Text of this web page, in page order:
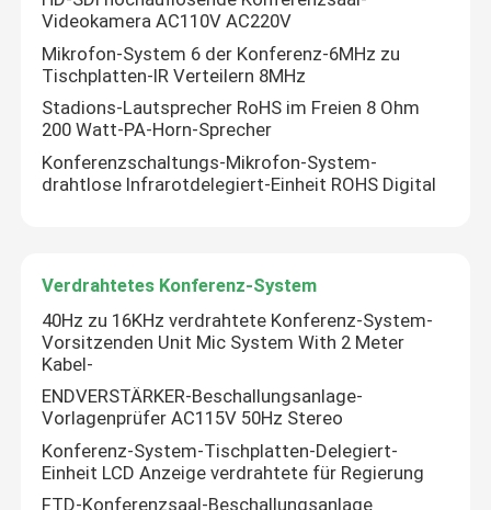
PA-Mikrofon-System
Drahtlose Konferenz-Systeme
allgemeine Lautsprecheranlage
PA-Sprecher-Lautstärkeregler
Proaudioverstärker
Berufsaudiosprecher
Videokamera AC110V AC220V
Mikrofon-System 6 der Konferenz-6MHz zu
Tischplatten-IR Verteilern 8MHz
Stadions-Lautsprecher RoHS im Freien 8 Ohm
200 Watt-PA-Horn-Sprecher
Konferenzschaltungs-Mikrofon-System-
drahtlose Infrarotdelegiert-Einheit ROHS Digital
Verdrahtetes Konferenz-System
40Hz zu 16KHz verdrahtete Konferenz-System-
Vorsitzenden Unit Mic System With 2 Meter
Kabel-
ENDVERSTÄRKER-Beschallungsanlage-
Vorlagenprüfer AC115V 50Hz Stereo
Konferenz-System-Tischplatten-Delegiert-
Einheit LCD Anzeige verdrahtete für Regierung
FTD-Konferenzsaal-Beschallungsanlage